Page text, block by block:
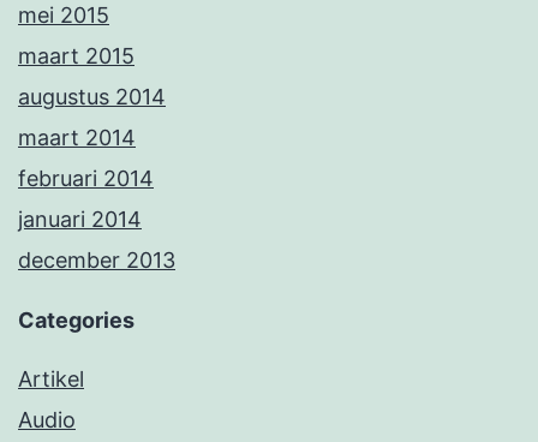
mei 2015
maart 2015
augustus 2014
maart 2014
februari 2014
januari 2014
december 2013
Categories
Artikel
Audio